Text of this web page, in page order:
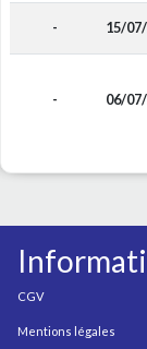
- 15/
- 06/
CGV
Mentions légales